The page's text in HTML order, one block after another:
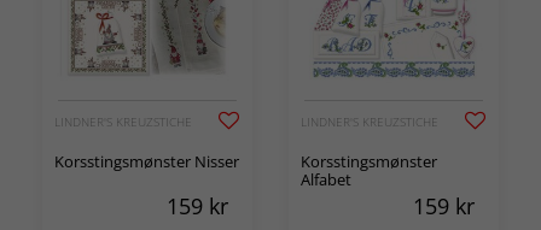
LINDNER'S KREUZSTICHE
Korsstingsmønster Nisser
159 kr
LINDNER'S KREUZSTICHE
Korsstingsmønster
Alfabet
159 kr